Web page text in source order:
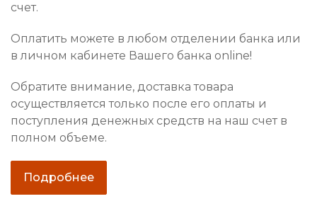
счет.
Оплатить можете в любом отделении банка или
в личном кабинете Вашего банка online!
Обратите внимание, доставка товара
осуществляется только после его оплаты и
поступления денежных средств на наш счет в
полном объеме.
Подробнее